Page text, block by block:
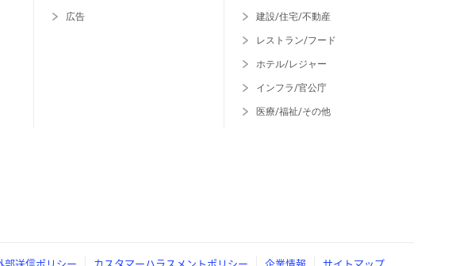
広告 建設/住宅/不動産
レストラン/フード
ホテル/レジャー
インフラ/官公庁
医療/福祉/その他